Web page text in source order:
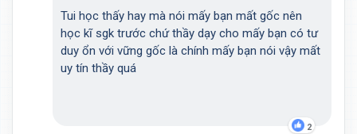
Tui học thấy hay mà nói mấy bạn mất gốc nên
học kĩ sgk trước chứ thầy dạy cho mấy bạn có tư
duy ổn với vững gốc là chính mấy bạn nói vậy mất
uy tín thầy quá
2